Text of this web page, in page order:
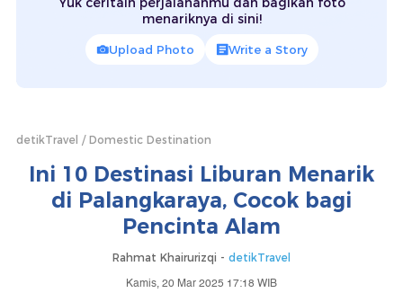
menariknya di sini!
Upload Photo Write a Story
detikTravel Domestic Destination
Ini 10 Destinasi Liburan Menarik
di Palangkaraya, Cocok bagi
Pencinta Alam
Rahmat Khairurizqi - detikTravel
Kamis, 20 Mar 2025 17:18 WIB